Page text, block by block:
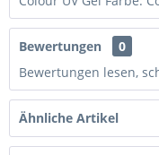
Bewertungen
0
Bewertungen lesen,
Ähnliche Artikel